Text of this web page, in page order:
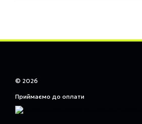
© 2026
Приймаємо до оплати